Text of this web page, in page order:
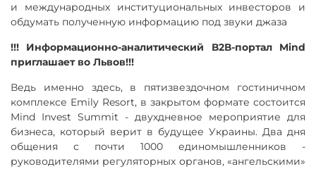
и международных институциональных инвесторов и
обдумать полученную информацию под звуки джаза
!!! Информационно-аналитический В2В-портал Mind
приглашает во Львов!!!
Ведь именно здесь, в пятизвездочном гостиничном
комплексе Emily Resort, в закрытом формате состоится
Mind Invest Summit - двухдневное мероприятие для
бизнеса, который верит в будущее Украины. Два дня
общения с почти 1000 единомышленников -
руководителями регуляторных органов, «ангельскими»